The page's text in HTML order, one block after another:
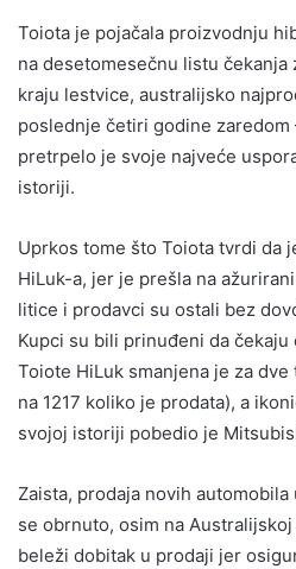
Toiota je pojačala proizvodnju
na desetomesečnu listu čekanja
kraju lestvice, australijsko
poslednje četiri godine zaredom
pretrpelo je svoje najveće
istoriji.
Uprkos tome što Toiota tvrdi da
HiLuk-a, jer je prešla na
litice i prodavci su ostali bez
Kupci su bili prinuđeni da
Toiote HiLuk smanjena je za
na 1217 koliko je prodata), a
svojoj istoriji pobedio je
Zaista, prodaja novih
se obrnuto, osim na
beleži dobitak u prodaji jer